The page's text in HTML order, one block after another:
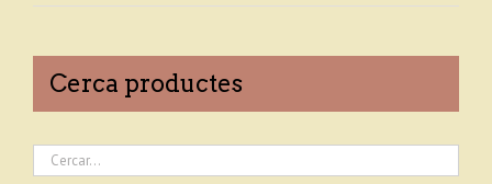
Cerca productes